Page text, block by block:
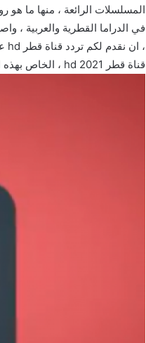
المسلسلات الرائعة ، منها ما
في الدراما القطرية والعربية ،
قناة قطر hd 2021 ، الخاص بهذه القناة ، دمتم بكل خير .